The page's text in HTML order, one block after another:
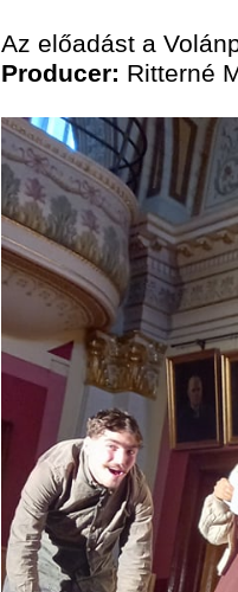
Az előadást a
Producer: Ritterné